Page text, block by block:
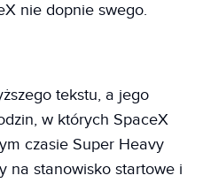
nie dopnie swego.
tekstu, a jego
w których SpaceX
czasie Super Heavy
na stanowisko startowe i